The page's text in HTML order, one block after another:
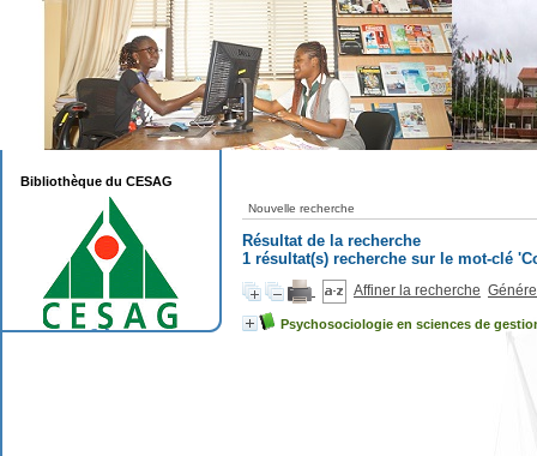
Nouvelle recherche
Résultat de la recherche
1 résultat(s) recherche sur le mot-clé
Affiner la recherche
Psychosociologie en sciences de
Bibliothèque du CESAG